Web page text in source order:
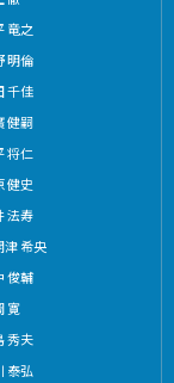
竜之
明倫
千佳
健嗣
将仁
健史
法寿
津 希央
俊輔
寛
秀夫
泰弘